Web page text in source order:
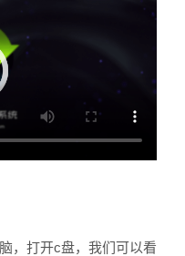
打开c盘，我们可以看